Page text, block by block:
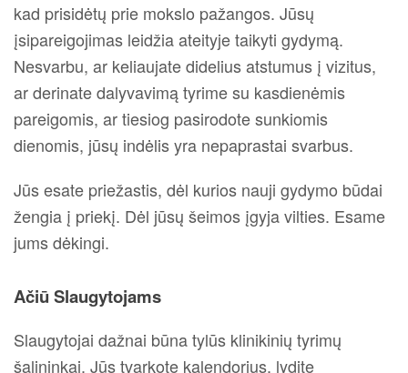
kad prisidėtų prie mokslo pažangos. Jūsų
įsipareigojimas leidžia ateityje taikyti gydymą.
Nesvarbu, ar keliaujate didelius atstumus į vizitus,
ar derinate dalyvavimą tyrime su kasdienėmis
pareigomis, ar tiesiog pasirodote sunkiomis
dienomis, jūsų indėlis yra nepaprastai svarbus.
Jūs esate priežastis, dėl kurios nauji gydymo būdai
žengia į priekį. Dėl jūsų šeimos įgyja vilties. Esame
jums dėkingi.
Ačiū Slaugytojams
Slaugytojai dažnai būna tylūs klinikinių tyrimų
šalininkai. Jūs tvarkote kalendorius, lydite